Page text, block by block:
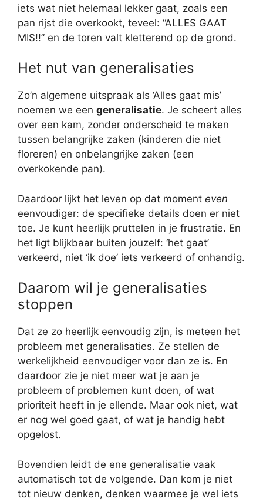
iets wat niet helemaal lekker gaat, zoals een
pan rijst die overkookt, teveel: “ALLES GAAT
MIS!!” en de toren valt kletterend op de grond.
Het nut van generalisaties
Zo’n algemene uitspraak als ‘Alles gaat mis’
noemen we een generalisatie. Je scheert alles
over een kam, zonder onderscheid te maken
tussen belangrijke zaken (kinderen die niet
floreren) en onbelangrijke zaken (een
overkokende pan).
Daardoor lijkt het leven op dat moment even
eenvoudiger: de specifieke details doen er niet
toe. Je kunt heerlijk pruttelen in je frustratie. En
het ligt blijkbaar buiten jouzelf: ‘het gaat’
verkeerd, niet ‘ik doe’ iets verkeerd of onhandig.
Daarom wil je generalisaties
stoppen
Dat ze zo heerlijk eenvoudig zijn, is meteen het
probleem met generalisaties. Ze stellen de
werkelijkheid eenvoudiger voor dan ze is. En
daardoor zie je niet meer wat je aan je
probleem of problemen kunt doen, of wat
prioriteit heeft in je ellende. Maar ook niet, wat
er nog wel goed gaat, of wat je handig hebt
opgelost.
Bovendien leidt de ene generalisatie vaak
automatisch tot de volgende. Dan kom je niet
tot nieuw denken, denken waarmee je wel iets